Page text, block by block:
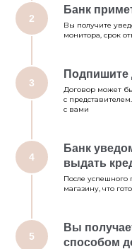
2
Банк
Вы получите
монитора, срок
3
Подпишите
Договор может
с
с вами
4
Банк
выдать
После успешного
магазину, что
5
Вы
способом